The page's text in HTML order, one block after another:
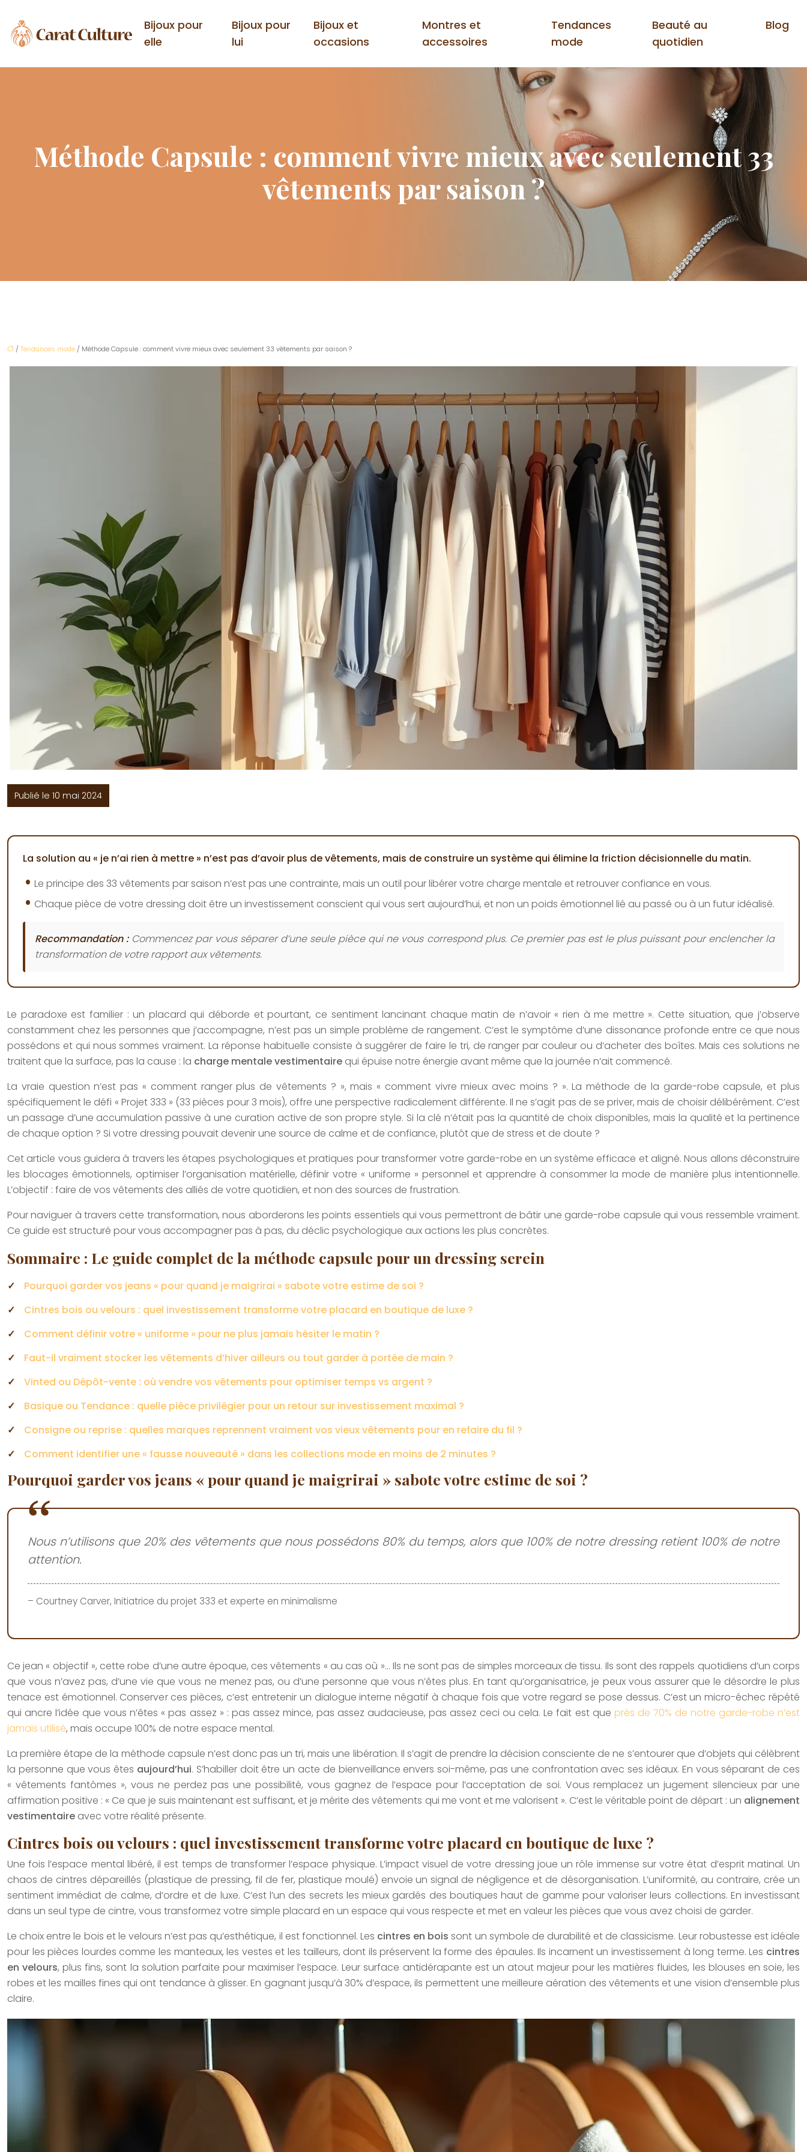
Bijoux pour
elle
Bijoux pour
lui
Bijoux et
occasions
Montres et
accessoires
Tendances
mode
Beauté au
quotidien
Blog
Méthode Capsule : comment vivre mieux avec seulement 33
vêtements par saison ?
/Tendances mode / Méthode Capsule : comment vivre mieux avec seulement 33 vêtements par saison ?
Publié le 10 mai 2024
La solution au « je n’ai rien à mettre » n’est pas d’avoir plus de vêtements, mais de construire un système qui élimine la friction décisionnelle du matin.
Le principe des 33 vêtements par saison n’est pas une contrainte, mais un outil pour libérer votre charge mentale et retrouver confiance en vous.
Chaque pièce de votre dressing doit être un investissement conscient qui vous sert aujourd’hui, et non un poids émotionnel lié au passé ou à un futur idéalisé.
Recommandation :Commencez par vous séparer d’une seule pièce qui ne vous correspond plus. Ce premier pas est le plus puissant pour enclencher la
transformation de votre rapport aux vêtements.
Le paradoxe est familier : un placard qui déborde et pourtant, ce sentiment lancinant chaque matin de n’avoir « rien à me mettre ». Cette situation, que j’observe
constamment chez les personnes que j’accompagne, n’est pas un simple problème de rangement. C’est le symptôme d’une dissonance profonde entre ce que nous
possédons et qui nous sommes vraiment. La réponse habituelle consiste à suggérer de faire le tri, de ranger par couleur ou d’acheter des boîtes. Mais ces solutions ne
traitent que la surface, pas la cause : la charge mentale vestimentaire qui épuise notre énergie avant même que la journée n’ait commencé.
La vraie question n’est pas « comment ranger plus de vêtements ? », mais « comment vivre mieux avec moins ? ». La méthode de la garde-robe capsule, et plus
spécifiquement le défi « Projet 333 » (33 pièces pour 3 mois), offre une perspective radicalement différente. Il ne s’agit pas de se priver, mais de choisir délibérément. C’est
un passage d’une accumulation passive à une curation active de son propre style. Si la clé n’était pas la quantité de choix disponibles, mais la qualité et la pertinence
de chaque option ? Si votre dressing pouvait devenir une source de calme et de confiance, plutôt que de stress et de doute ?
Cet article vous guidera à travers les étapes psychologiques et pratiques pour transformer votre garde-robe en un système efficace et aligné. Nous allons déconstruire
les blocages émotionnels, optimiser l’organisation matérielle, définir votre « uniforme » personnel et apprendre à consommer la mode de manière plus intentionnelle.
L’objectif : faire de vos vêtements des alliés de votre quotidien, et non des sources de frustration.
Pour naviguer à travers cette transformation, nous aborderons les points essentiels qui vous permettront de bâtir une garde-robe capsule qui vous ressemble vraiment.
Ce guide est structuré pour vous accompagner pas à pas, du déclic psychologique aux actions les plus concrètes.
Sommaire : Le guide complet de la méthode capsule pour un dressing serein
Pourquoi garder vos jeans « pour quand je maigrirai » sabote votre estime de soi ?
Cintres bois ou velours : quel investissement transforme votre placard en boutique de luxe ?
Comment définir votre « uniforme » pour ne plus jamais hésiter le matin ?
Faut-il vraiment stocker les vêtements d’hiver ailleurs ou tout garder à portée de main ?
Vinted ou Dépôt-vente : où vendre vos vêtements pour optimiser temps vs argent ?
Basique ou Tendance : quelle pièce privilégier pour un retour sur investissement maximal ?
Consigne ou reprise : quelles marques reprennent vraiment vos vieux vêtements pour en refaire du fil ?
Comment identifier une « fausse nouveauté » dans les collections mode en moins de 2 minutes ?
Pourquoi garder vos jeans « pour quand je maigrirai » sabote votre estime de soi ?
Nous n’utilisons que 20% des vêtements que nous possédons 80% du temps, alors que 100% de notre dressing retient 100% de notre
attention.
– Courtney Carver, Initiatrice du projet 333 et experte en minimalisme
Ce jean « objectif », cette robe d’une autre époque, ces vêtements « au cas où »… Ils ne sont pas de simples morceaux de tissu. Ils sont des rappels quotidiens d’un corps
que vous n’avez pas, d’une vie que vous ne menez pas, ou d’une personne que vous n’êtes plus. En tant qu’organisatrice, je peux vous assurer que le désordre le plus
tenace est émotionnel. Conserver ces pièces, c’est entretenir un dialogue interne négatif à chaque fois que votre regard se pose dessus. C’est un micro-échec répété
qui ancre l’idée que vous n’êtes « pas assez » : pas assez mince, pas assez audacieuse, pas assez ceci ou cela. Le fait est que près de 70% de notre garde-robe n’est
jamais utilisé, mais occupe 100% de notre espace mental.
La première étape de la méthode capsule n’est donc pas un tri, mais une libération. Il s’agit de prendre la décision consciente de ne s’entourer que d’objets qui célèbrent
la personne que vous êtes aujourd’hui. S’habiller doit être un acte de bienveillance envers soi-même, pas une confrontation avec ses idéaux. En vous séparant de ces
« vêtements fantômes », vous ne perdez pas une possibilité, vous gagnez de l’espace pour l’acceptation de soi. Vous remplacez un jugement silencieux par une
affirmation positive : « Ce que je suis maintenant est suffisant, et je mérite des vêtements qui me vont et me valorisent ». C’est le véritable point de départ : un alignement
vestimentaire avec votre réalité présente.
Cintres bois ou velours : quel investissement transforme votre placard en boutique de luxe ?
Une fois l’espace mental libéré, il est temps de transformer l’espace physique. L’impact visuel de votre dressing joue un rôle immense sur votre état d’esprit matinal. Un
chaos de cintres dépareillés (plastique de pressing, fil de fer, plastique moulé) envoie un signal de négligence et de désorganisation. L’uniformité, au contraire, crée un
sentiment immédiat de calme, d’ordre et de luxe. C’est l’un des secrets les mieux gardés des boutiques haut de gamme pour valoriser leurs collections. En investissant
dans un seul type de cintre, vous transformez votre simple placard en un espace qui vous respecte et met en valeur les pièces que vous avez choisi de garder.
Le choix entre le bois et le velours n’est pas qu’esthétique, il est fonctionnel. Les cintres en bois sont un symbole de durabilité et de classicisme. Leur robustesse est idéale
pour les pièces lourdes comme les manteaux, les vestes et les tailleurs, dont ils préservent la forme des épaules. Ils incarnent un investissement à long terme. Les cintres
en velours, plus fins, sont la solution parfaite pour maximiser l’espace. Leur surface antidérapante est un atout majeur pour les matières fluides, les blouses en soie, les
robes et les mailles fines qui ont tendance à glisser. En gagnant jusqu’à 30% d’espace, ils permettent une meilleure aération des vêtements et une vision d’ensemble plus
claire.